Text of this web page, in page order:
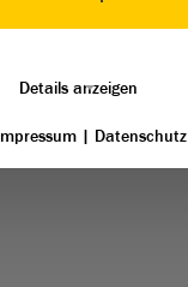
/ 560 - 1123
Details anzeigen
| Datenschutz